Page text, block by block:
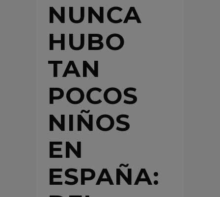
NUNCA
HUBO
TAN
POCOS
NIÑOS
EN
ESPAÑA: